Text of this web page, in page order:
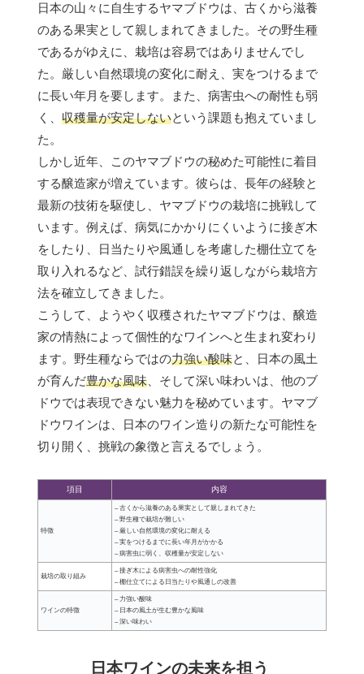
日本の山々に自生するヤマブドウは、古くから滋養
のある果実として親しまれてきました。その野生種
であるがゆえに、栽培は容易ではありませんでし
た。厳しい自然環境の変化に耐え、実をつけるまで
に長い年月を要します。また、病害虫への耐性も弱
く、 収穫量が安定しないという課題も抱えていまし
た。
しかし近年、このヤマブドウの秘めた可能性に着目
する醸造家が増えています。彼らは、長年の経験と
最新の技術を駆使し、ヤマブドウの栽培に挑戦して
います。例えば、病気にかかりにくいように接ぎ木
をしたり、日当たりや風通しを考慮した棚仕立てを
取り入れるなど、試行錯誤を繰り返しながら栽培方
法を確立してきました。
こうして、ようやく収穫されたヤマブドウは、醸造
家の情熱によって個性的なワインへと生まれ変わり
ます。野生種ならではの力強い酸味と、日本の風土
が育んだ豊かな風味、そして深い味わいは、他のブ
ドウでは表現できない魅力を秘めています。ヤマブ
ドウワインは、日本のワイン造りの新たな可能性を
切り開く、挑戦の象徴と言えるでしょう。
項目 内容
特徴
– 古くから滋養のある果実として親しまれてきた
– 野生種で栽培が難しい
– 厳しい自然環境の変化に耐える
– 実をつけるまでに長い年月がかかる
– 病害虫に弱く、収穫量が安定しない
栽培の取り組み
– 接ぎ木による病害虫への耐性強化
– 棚仕立てによる日当たりや風通しの改善
ワインの特徴
– 力強い酸味
– 日本の風土が生む豊かな風味
– 深い味わい
日本ワインの未来を担う